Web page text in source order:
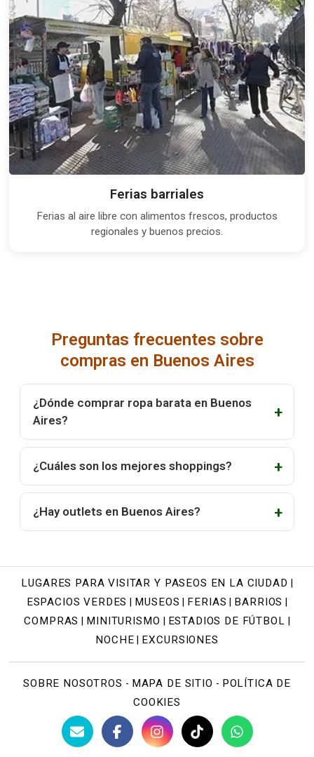
Ferias barriales
Ferias al aire libre con alimentos frescos, productos
regionales y buenos precios.
Preguntas frecuentes sobre
compras en Buenos Aires
¿Dónde comprar ropa barata en Buenos
Aires?
¿Cuáles son los mejores shoppings?
¿Hay outlets en Buenos Aires?
LUGARES PARA VISITAR Y PASEOS EN LA CIUDAD
ESPACIOS VERDES MUSEOS FERIAS BARRIOS
COMPRAS MINITURISMO ESTADIOS DE FÚTBOL
NOCHE EXCURSIONES
SOBRE NOSOTROS - MAPA DE SITIO - POLÍTICA DE
COOKIES